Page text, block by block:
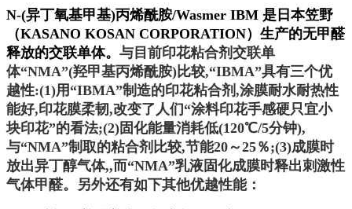
N-(异丁氧基甲基)丙烯酰胺/Wasmer IBM 是 日本笠野
（KASANO KOSAN CORPORATION）生产的无甲醛
释放的交联单体。 与目前印花粘合剂交联单
体“NMA”(羟甲基丙烯酰胺)比较,“IBMA”具有三个优
越性:(1)用“IBMA”制造的印花粘合剂,涂膜耐水耐热性
能好,印花膜柔韧,改变了人们“涂料印花手感硬只宜小
块印花”的看法;(2)固化能量消耗低(120℃/5分钟),
与“NMA”制取的粘合剂比较,节能20～25％;(3)成膜时
放出异丁醇气体,,而“NMA”乳液固化成膜时释出刺激性
气体甲醛。另外还有如下其他优越性能：